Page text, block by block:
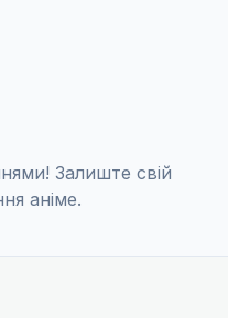
Залиште свій
аніме.